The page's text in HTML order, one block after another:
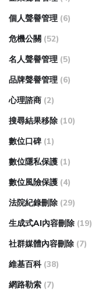
個人聲譽管理 (6)
危機公關 (52)
名人聲譽管理 (5)
品牌聲譽管理 (6)
心理諮商 (2)
搜尋結果移除 (10)
數位口碑 (1)
數位隱私保護 (1)
數位風險保護 (4)
法院紀錄刪除 (29)
生成式AI內容刪除 (19)
社群媒體內容刪除 (7)
維基百科 (38)
網路勒索 (7)